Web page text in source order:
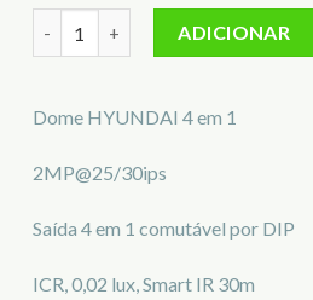
ADICIONAR
Dome HYUNDAI 4 em 1
2MP@25/30ips
Saída 4 em 1 comutável por DIP
ICR, 0,02 lux, Smart IR 30m